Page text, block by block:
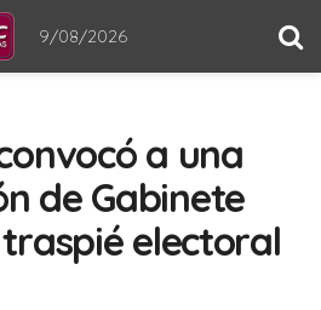
9/08/2026
a una
de Gabinete
electoral